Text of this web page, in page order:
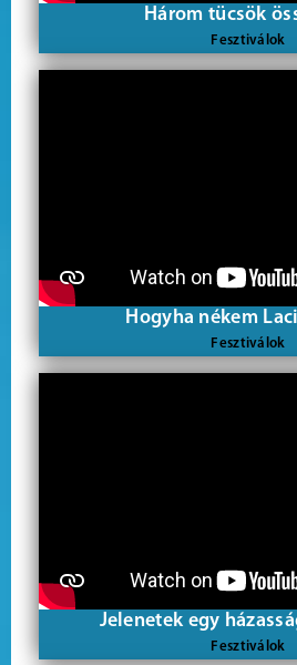
Három tücsök
Fesztiválok
Hogyha nékem
Fesztiválok
Jelenetek egy
Fesztiválok